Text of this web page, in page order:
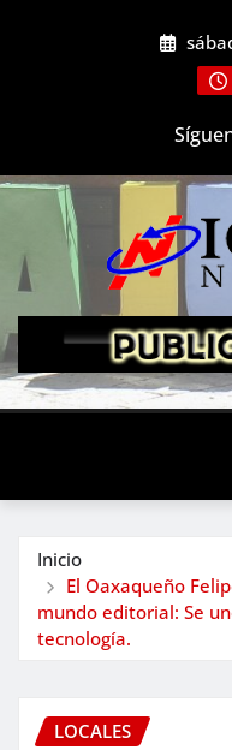
Inicio
El Oaxaqueño
mundo editorial: Se
tecnología.
LOCALES